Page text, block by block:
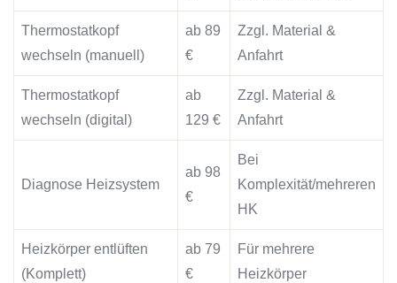
Thermostatkopf
wechseln (manuell)
ab 89
€
Zzgl. Material &
Anfahrt
Thermostatkopf
wechseln (digital)
ab
129 €
Zzgl. Material &
Anfahrt
Diagnose Heizsystem
ab 98
€
Bei
Komplexität/mehreren
HK
Heizkörper entlüften
(Komplett)
ab 79
€
Für mehrere
Heizkörper